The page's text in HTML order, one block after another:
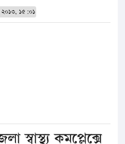
১৫:০১
স্বাস্থ্য কমপ্লেক্সে